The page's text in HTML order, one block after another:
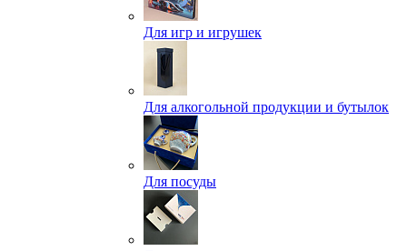
Для игр и игрушек
Для алкогольной продукции и бутылок
Для посуды